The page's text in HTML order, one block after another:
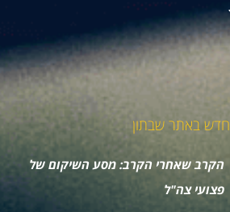
חדש באתר שבתון
הקרב שאחרי הקרב: מסע השיקום של
פצועי צה"ל